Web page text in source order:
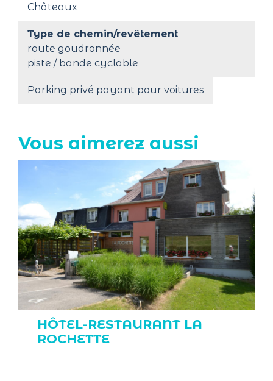
Châteaux
Type de chemin/revêtement
route goudronnée
piste / bande cyclable
Parking privé payant pour voitures
Vous aimerez aussi
HÔTEL-RESTAURANT LA
ROCHETTE